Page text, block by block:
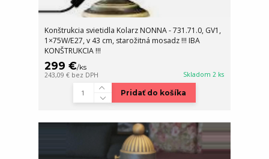
Konštrukcia svietidla Kolarz NONNA - 731.71.0, GV1,
1×75W/E27, v 43 cm, starožitná mosadz !!! IBA
KONŠTRUKCIA !!!
299 €/ks
243,09 € bez DPH Skladom 2 ks
Pridať do košíka